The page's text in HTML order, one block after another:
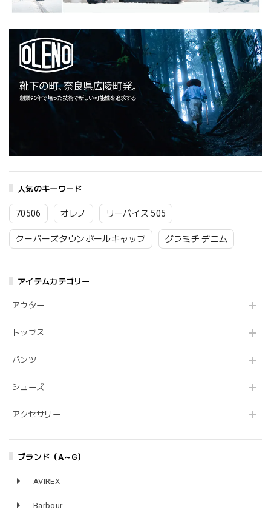
人気のキーワード
70506 オレノ リーバイス 505
クーパーズタウンボールキャップ グラミチ デニム
アイテムカテゴリー
アウター
トップス
パンツ
シューズ
アクセサリー
ブランド（A～G）
AVIREX
Barbour